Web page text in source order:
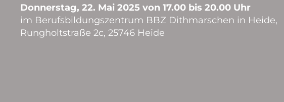
Donnerstag, 22. Mai 2025 von 17.00 bis 20.00 Uhr
im Berufsbildungszentrum BBZ Dithmarschen in Heide,
Rungholtstraße 2c, 25746 Heide